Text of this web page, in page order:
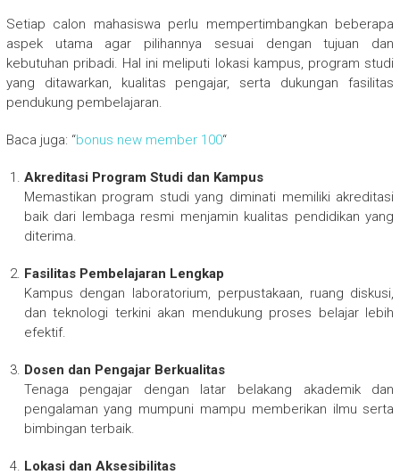
Setiap calon mahasiswa perlu mempertimbangkan beberapa
aspek utama agar pilihannya sesuai dengan tujuan dan
kebutuhan pribadi. Hal ini meliputi lokasi kampus, program studi
yang ditawarkan, kualitas pengajar, serta dukungan fasilitas
pendukung pembelajaran.
Baca juga: “bonus new member 100“
Akreditasi Program Studi dan Kampus
Memastikan program studi yang diminati memiliki akreditasi
baik dari lembaga resmi menjamin kualitas pendidikan yang
diterima.
Fasilitas Pembelajaran Lengkap
Kampus dengan laboratorium, perpustakaan, ruang diskusi,
dan teknologi terkini akan mendukung proses belajar lebih
efektif.
Dosen dan Pengajar Berkualitas
Tenaga pengajar dengan latar belakang akademik dan
pengalaman yang mumpuni mampu memberikan ilmu serta
bimbingan terbaik.
Lokasi dan Aksesibilitas